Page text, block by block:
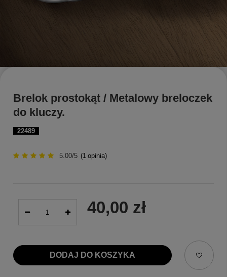
22489
Brelok prostokąt / Metalowy breloczek
do kluczy.
5.00/5 (1 opinia)
40,00 zł
DODAJ DO KOSZYKA